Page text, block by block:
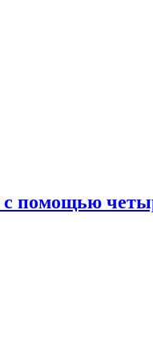
помощью